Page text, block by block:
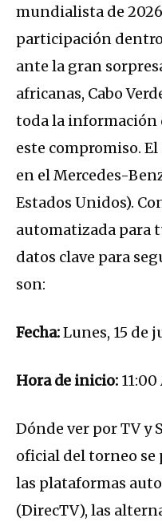
mundialista de
participación
ante la gran
africanas, Cabo
toda la información
este compromiso. El
en elMercedes-
Estados Unidos).
automatizada para
datos clave para
son:
Fecha:Lunes, 15 de
Hora de inicio:
Dónde ver por TV y
oficial del torneo se
las plataformas
(DirecTV), las